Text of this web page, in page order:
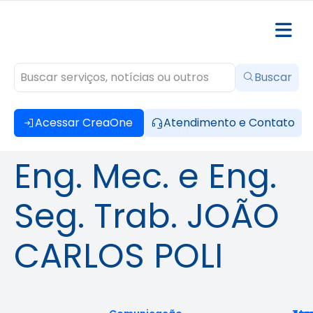
Acessar CreaOne Atendimento e Contato
Buscar
Eng. Mec. e Eng.
Seg. Trab. JOÃO
CARLOS POLI